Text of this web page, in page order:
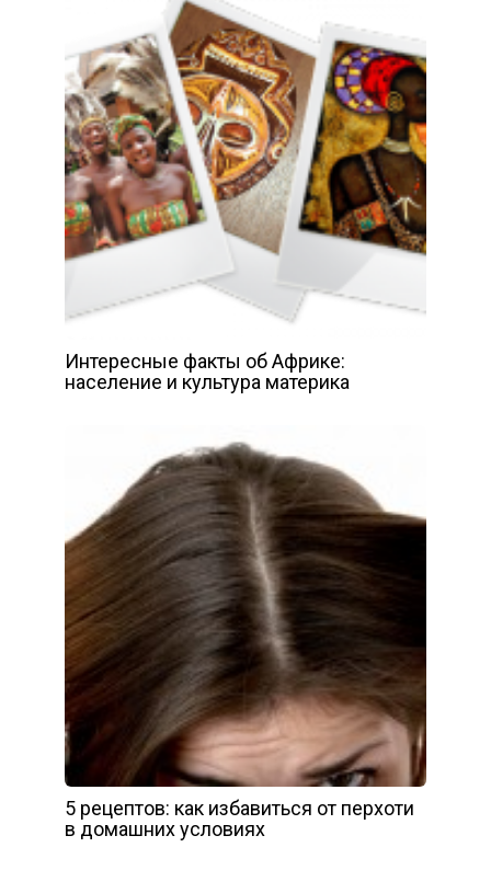
Интересные факты об Африке:
население и культура материка
5 рецептов: как избавиться от перхоти
в домашних условиях